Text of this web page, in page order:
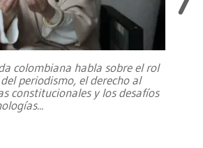
colombiana habla sobre el rol
periodismo, el derecho al
constitucionales y los desafíos
...